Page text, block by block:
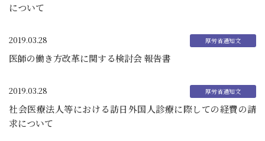
について
2019.03.28
医師の働き方改革に関する検討会 報告書
2019.03.28
社会医療法人等における訪日外国人診療に際しての経費の請
求について